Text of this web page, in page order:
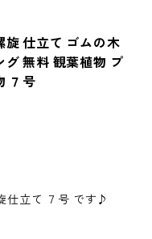
旋 仕立て ゴムの木
グ 無料 観葉植物 プ
７号
仕立て ７号 です♪